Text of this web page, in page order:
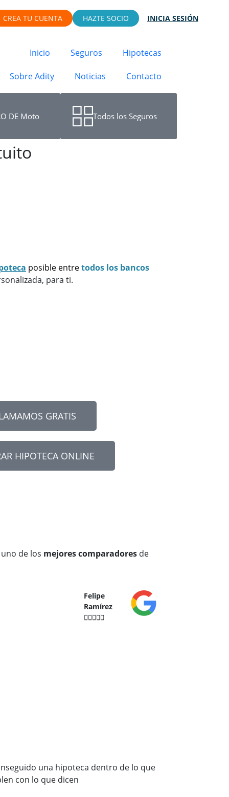
CREA TU CUENTA HAZTE SOCIO INICIA SESIÓN
Inicio Seguros Hipotecas
Sobre Adity Noticias Contacto
DE Moto Todos los Seguros
posible entretodos los bancos
para ti.
GRATIS
HIPOTECA ONLINE
de los mejores comparadores de
Felipe
Ramírez

una hipoteca dentro de lo que
con lo que dicen